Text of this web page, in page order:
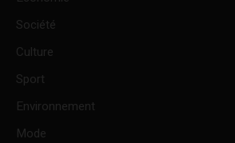
Société
Culture
Sport
Environnement
Mode